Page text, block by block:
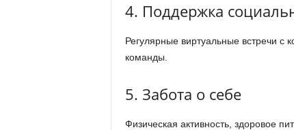
4. Поддержка
Регулярные виртуальные встречи с
команды.
5. Забота о себе
Физическая активность, здоровое